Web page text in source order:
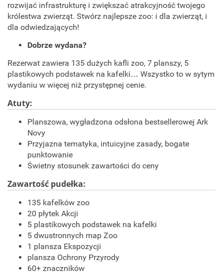
rozwijać infrastrukturę i zwiększać atrakcyjność twojego
królestwa zwierząt. Stwórz najlepsze zoo: i dla zwierząt, i
dla odwiedzających!
Dobrze wydana?
Rezerwat zawiera 135 dużych kafli zoo, 7 planszy, 5
plastikowych podstawek na kafelki… Wszystko to w sytym
wydaniu w więcej niż przystępnej cenie.
Atuty:
Planszowa, wygładzona odsłona bestsellerowej Ark
Novy
Przyjazna tematyka, intuicyjne zasady, bogate
punktowanie
Świetny stosunek zawartości do ceny
Zawartość pudełka:
135 kafelków zoo
20 płytek Akcji
5 plastikowych podstawek na kafelki
5 dwustronnych map Zoo
1 plansza Ekspozycji
plansza Ochrony Przyrody
60+ znaczników